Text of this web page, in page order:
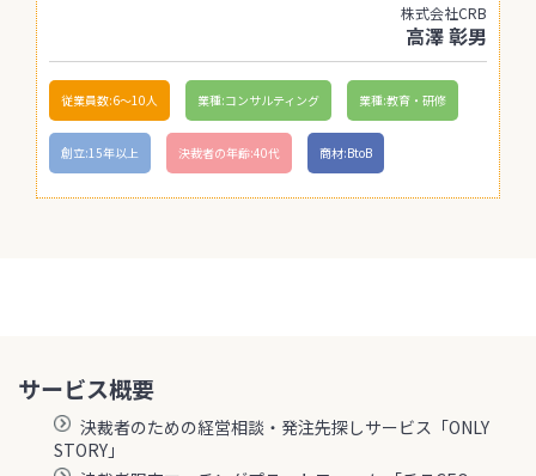
株式会社CRB
高澤 彰男
従業員数:6～10人 業種:コンサルティング 業種:教育・研修
創立:15年以上 決裁者の年齢:40代 商材:BtoB
サービス概要
決裁者のための経営相談・発注先探しサービス「ONLY
STORY」